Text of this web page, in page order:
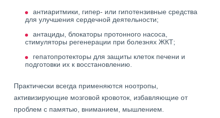
антиаритмики, гипер- или гипотензивные средства
для улучшения сердечной деятельности;
антациды, блокаторы протонного насоса,
стимуляторы регенерации при болезнях ЖКТ;
гепатопротекторы для защиты клеток печени и
подготовки их к восстановлению.
Практически всегда применяются ноотропы,
активизирующие мозговой кровоток, избавляющие от
проблем с памятью, вниманием, мышлением.